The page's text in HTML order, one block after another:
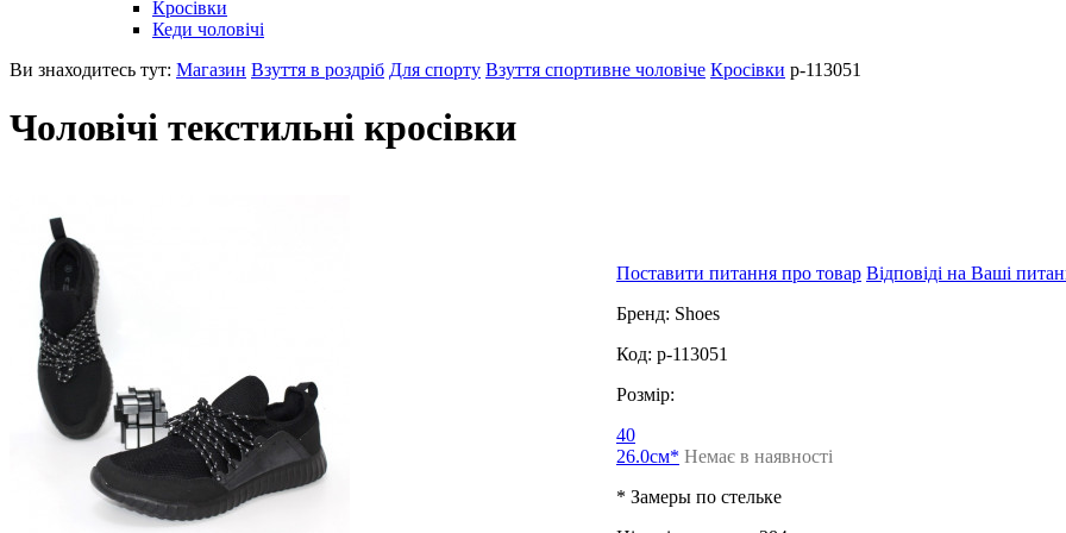
Кросівки
Кеди чоловічі
Ви знаходитесь тут: Магазин Взуття в роздріб Для спорту Взуття спортивне чоловіче Кросівки p-113051
Чоловічі текстильні кросівки
Поставити питання про товар Відповіді на Ваші
Бренд: Shoes
Код: p-113051
Розмір:
40
26.0см* Немає в наявності
* Замеры по стельке